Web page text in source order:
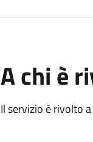
A chi è
Il servizio è rivolto